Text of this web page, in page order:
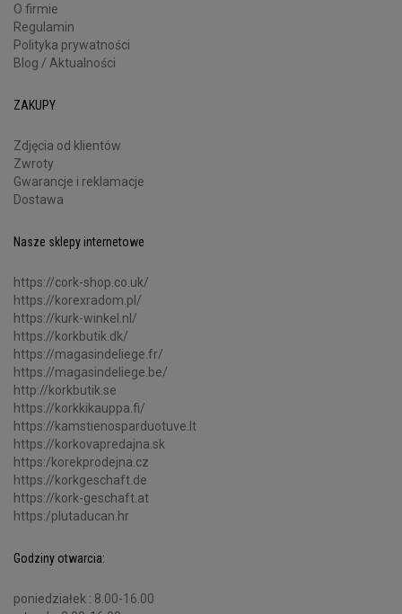
O firmie
Regulamin
Polityka prywatności
Blog / Aktualności
ZAKUPY
Zdjęcia od klientów
Zwroty
Gwarancje i reklamacje
Dostawa
Nasze sklepy internetowe
https://cork-shop.co.uk/
https://korexradom.pl/
https://kurk-winkel.nl/
https://korkbutik.dk/
https://magasindeliege.fr/
https://magasindeliege.be/
http://korkbutik.se
https://korkkikauppa.fi/
https://kamstienosparduotuve.lt
https://korkovapredajna.sk
https:/korekprodejna.cz
https://korkgeschaft.de
https://kork-geschaft.at
https:/plutaducan.hr
Godziny otwarcia:
poniedziałek : 8.00-16.00